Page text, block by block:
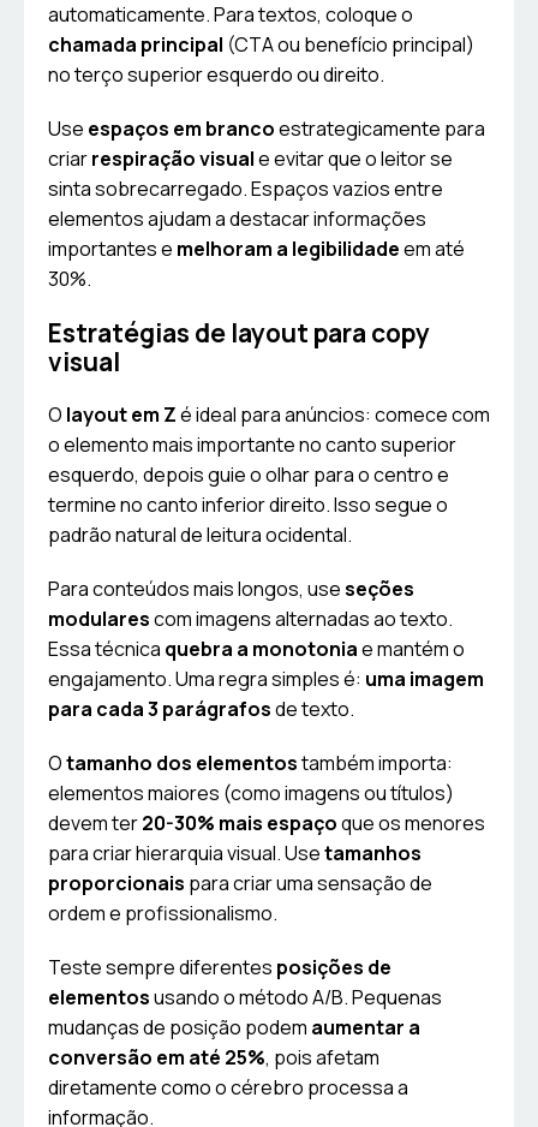
automaticamente. Para textos, coloque o
chamada principal (CTA ou benefício principal)
no terço superior esquerdo ou direito.
Use espaços em brancoestrategicamente para
criarrespiração visuale evitar que o leitor se
sinta sobrecarregado. Espaços vazios entre
elementos ajudam a destacar informações
importantes e melhoram a legibilidadeem até
30%.
Estratégias de layout para copy
visual
O layout em Zé ideal para anúncios: comece com
o elemento mais importante no canto superior
esquerdo, depois guie o olhar para o centro e
termine no canto inferior direito. Isso segue o
padrão natural de leitura ocidental.
Para conteúdos mais longos, useseções
modularescom imagens alternadas ao texto.
Essa técnica quebra a monotoniae mantém o
engajamento. Uma regra simples é: uma imagem
para cada 3 parágrafosde texto.
Otamanho dos elementostambém importa:
elementos maiores (como imagens ou títulos)
devem ter20-30% mais espaçoque os menores
para criar hierarquia visual. Usetamanhos
proporcionais para criar uma sensação de
ordem e profissionalismo.
Teste sempre diferentes posições de
elementosusando o método A/B. Pequenas
mudanças de posição podem aumentar a
conversão em até 25%, pois afetam
diretamente como o cérebro processa a
informação.